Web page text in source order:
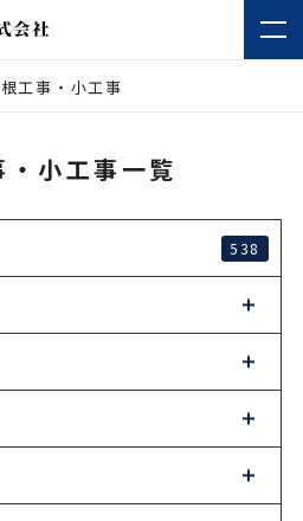
工事・小工事
・小工事一覧
538